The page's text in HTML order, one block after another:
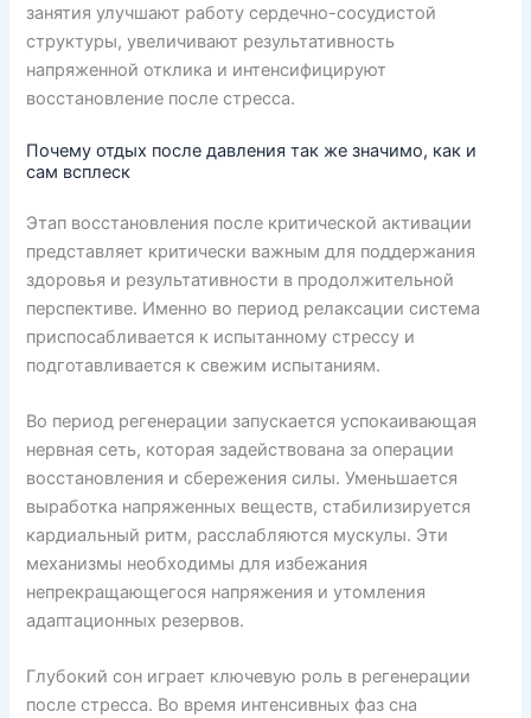
занятия улучшают работу сердечно-сосудистой
структуры, увеличивают результативность
напряженной отклика и интенсифицируют
восстановление после стресса.
Почему отдых после давления так же значимо, как и
сам всплеск
Этап восстановления после критической активации
представляет критически важным для поддержания
здоровья и результативности в продолжительной
перспективе. Именно во период релаксации система
приспосабливается к испытанному стрессу и
подготавливается к свежим испытаниям.
Во период регенерации запускается успокаивающая
нервная сеть, которая задействована за операции
восстановления и сбережения силы. Уменьшается
выработка напряженных веществ, стабилизируется
кардиальный ритм, расслабляются мускулы. Эти
механизмы необходимы для избежания
непрекращающегося напряжения и утомления
адаптационных резервов.
Глубокий сон играет ключевую роль в регенерации
после стресса. Во время интенсивных фаз сна